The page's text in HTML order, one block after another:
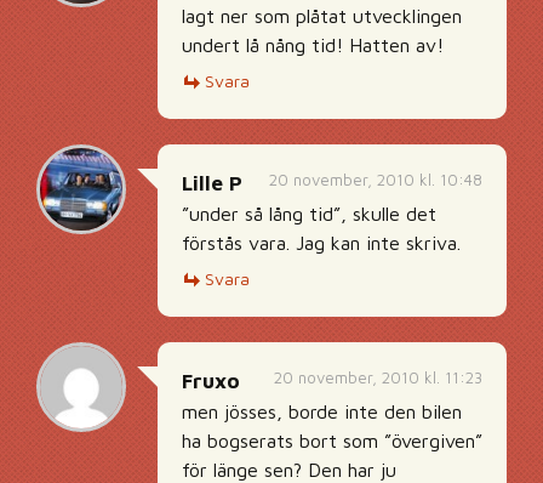
lagt ner som plåtat utvecklingen
undert lå nång tid! Hatten av!
Svara
20 november, 2010 kl. 10:48
Lille P
”under så lång tid”, skulle det
förstås vara. Jag kan inte skriva.
Svara
20 november, 2010 kl. 11:23
Fruxo
men jösses, borde inte den bilen
ha bogserats bort som ”övergiven”
för länge sen? Den har ju